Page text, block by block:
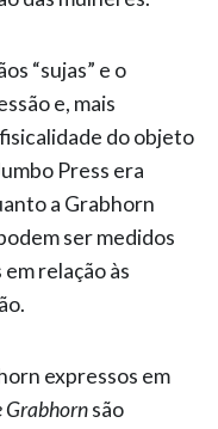
“sujas” e o
e, mais
do objeto
Press era
a Grabhorn
ser medidos
relação às
expressos em
Grabhornsão